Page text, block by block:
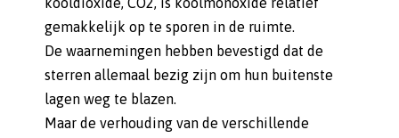
gemakkelijk op te sporen in de ruimte.
De waarnemingen hebben bevestigd dat de
sterren allemaal bezig zijn om hun buitenste
lagen weg te blazen.
Maar de verhouding van de verschillende